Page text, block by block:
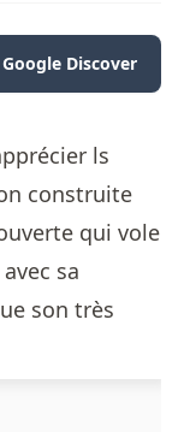
Discover
ls
construite
qui vole
sa
son très